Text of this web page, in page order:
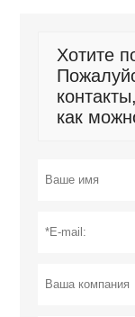
Хотите
как